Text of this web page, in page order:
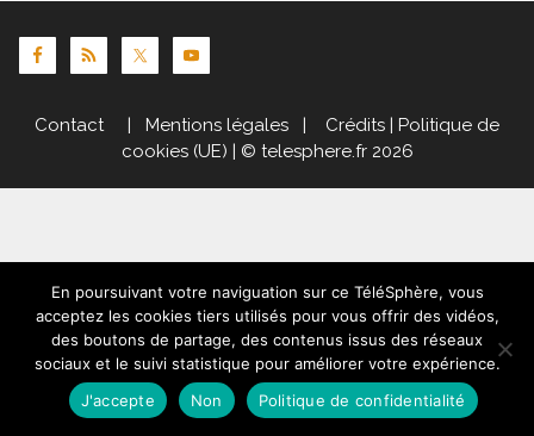
Contact| Mentions légales | Crédits | Politique de
cookies (UE) | © telesphere.fr 2026
En poursuivant votre naviguation sur ce TéléSphère, vous
acceptez les cookies tiers utilisés pour vous offrir des vidéos,
des boutons de partage, des contenus issus des réseaux
sociaux et le suivi statistique pour améliorer votre expérience.
J'accepte
Non Politique de confidentialité